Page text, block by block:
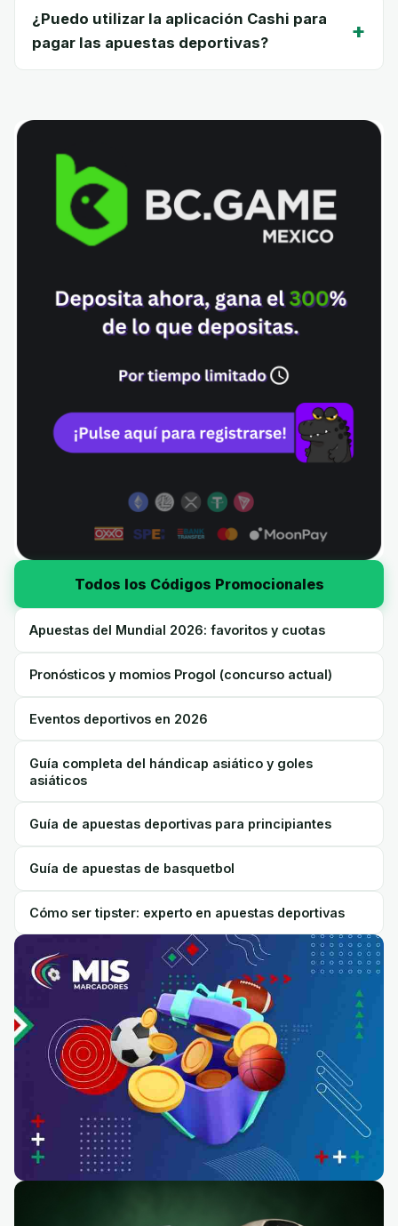
¿Puedo utilizar la aplicación Cashi para
pagar las apuestas deportivas?
+
Todos los Códigos Promocionales
Apuestas del Mundial 2026: favoritos y cuotas
Pronósticos y momios Progol (concurso actual)
Eventos deportivos en 2026
Guía completa del hándicap asiático y goles
asiáticos
Guía de apuestas deportivas para principiantes
Guía de apuestas de basquetbol
Cómo ser tipster: experto en apuestas deportivas